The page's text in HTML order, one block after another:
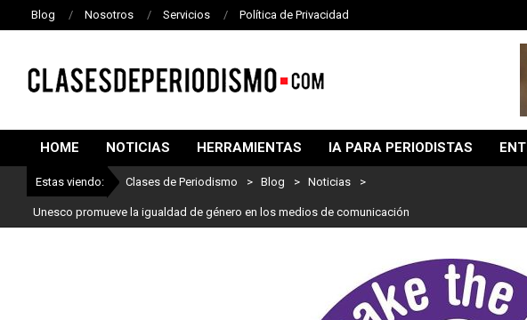
Blog Nosotros Servicios Política de Privacidad
DE
PERIODISMO
HOME NOTICIAS HERRAMIENTAS IA PARA PERIODISTAS
Estas viendo: Clases de Periodismo > Blog > Noticias >
Unesco promueve la igualdad de género en los medios de comunicación
Lo mejor del